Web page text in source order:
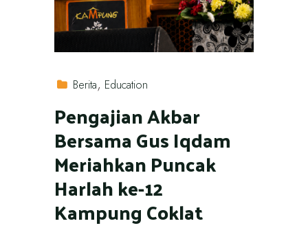
Berita Education
Pengajian Akbar
Bersama Gus Iqdam
Meriahkan Puncak
Harlah ke-12
Kampung Coklat